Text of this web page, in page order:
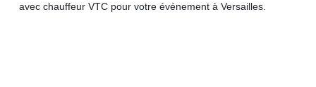
avec chauffeur VTC pour votre événement à Versailles.